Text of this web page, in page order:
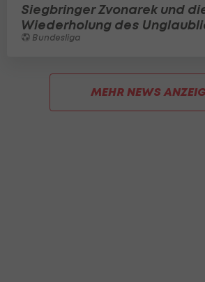
Siegbringer Zvonarek und
Wiederholung des
Bundesliga
MEHR NEWS